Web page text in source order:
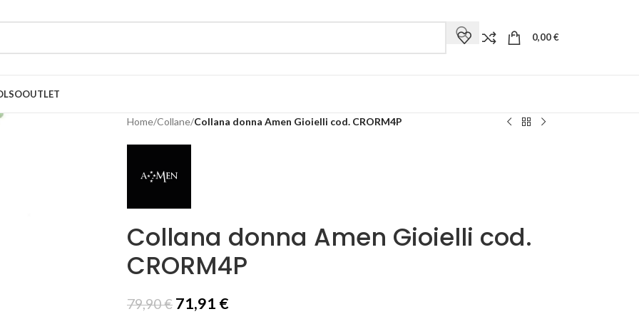
0,00€
OUTLET
Home/Collane/Collana donna Amen Gioielli cod. CRORM4P
Collana donna Amen Gioielli cod.
CRORM4P
79,90€ 71,91 €